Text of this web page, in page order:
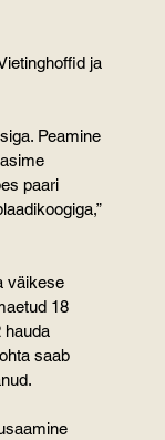
ja
Peamine
paari
väikese
18
hauda
saab